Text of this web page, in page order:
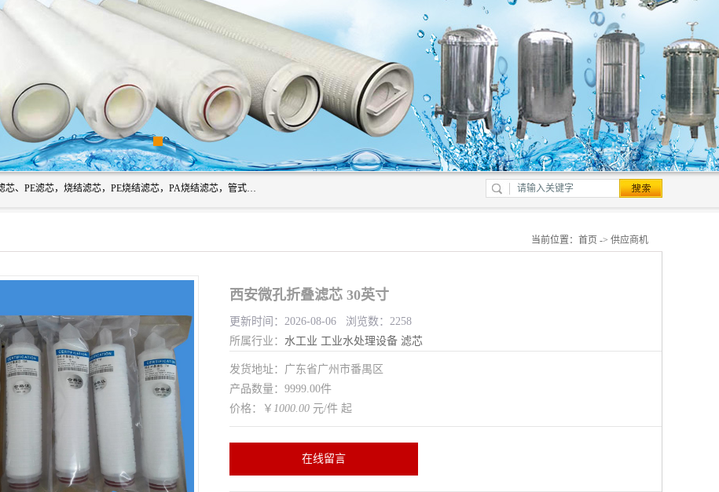
广州滤源过滤器材有限公司主营经营产品有：PTFE烧结滤芯、PE滤芯，烧结滤芯，PE烧结滤芯，PA烧结滤芯，管式膜支撑管，真空上料机滤芯，粉末烧结滤芯，止溢滤芯，吸头滤芯，湿化瓶滤芯、不锈钢烧结滤芯等。公司现拥有一批精干的管理人员和一支高素质的技术队伍，舒适优雅的办公环境和拥有全新现代化标准厂房。
当前位置： 首页 -> 供应商机
西安微孔折叠滤芯 30英寸
更新时间：2026-08-06 浏览数：2258
所属行业： 水工业 工业水处理设备 滤芯
发货地址：广东省广州市番禺区
产品数量：9999.00件
价格：￥ 1000.00 元/件 起
在线留言